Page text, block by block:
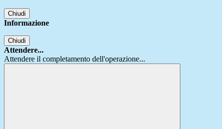
Chiudi
Informazione
Chiudi
Attendere...
Attendere il completamento dell'operazione...